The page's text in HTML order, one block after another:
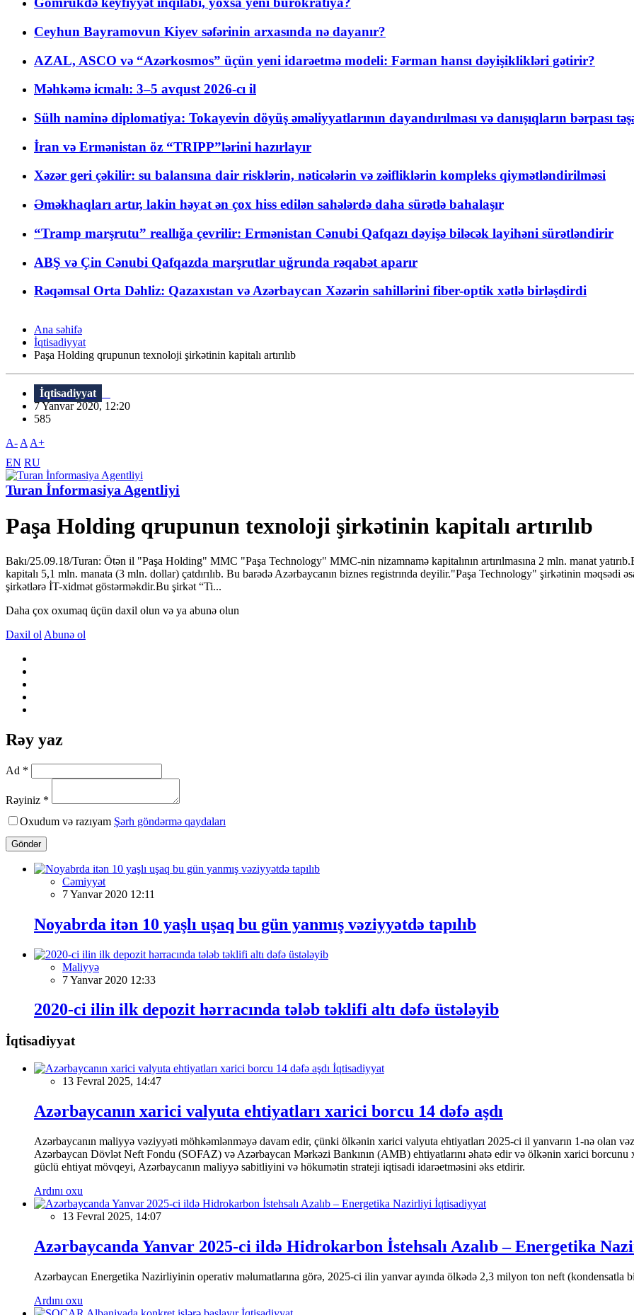
Ceyhun Bayramovun Kiyev səfərinin arxasında nə dayanır?
AZAL, ASCO və “Azərkosmos” üçün yeni idarəetmə modeli: Fərman hansı dəyişiklikləri gətirir?
Məhkəmə icmalı: 3–5 avqust 2026-cı il
Sülh naminə diplomatiya: Tokayevin döyüş əməliyyatlarının dayandırılması və danışıqların bərpası
İran və Ermənistan öz “TRIPP”lərini hazırlayır
Xəzər geri çəkilir: su balansına dair risklərin, nəticələrin və zəifliklərin kompleks qiymətləndirilməsi
Əməkhaqları artır, lakin həyat ən çox hiss edilən sahələrdə daha sürətlə bahalaşır
“Tramp marşrutu” reallığa çevrilir: Ermənistan Cənubi Qafqazı dəyişə biləcək layihəni sürətləndirir
ABŞ və Çin Cənubi Qafqazda marşrutlar uğrunda rəqabət aparır
Rəqəmsal Orta Dəhliz: Qazaxıstan və Azərbaycan Xəzərin sahillərini fiber-optik xətlə birləşdirdi
Ana səhifə
İqtisadiyyat
Paşa Holding qrupunun texnoloji şirkətinin kapitalı artırılıb
İqtisadiyyat
7 Yanvar 2020, 12:20
585
A- A A+
EN RU
Turan İnformasiya Agentliyi
Paşa Holding qrupunun texnoloji şirkətinin kapitalı artırılıb
Bakı/25.09.18/Turan: Ötən il "Paşa Holding" MMC "Paşa Technology" MMC-nin nizamnamə kapitalının artırılmasına 2 mln. manat
kapitalı 5,1 mln. manata (3 mln. dollar) çatdırılıb. Bu barədə Azərbaycanın biznes registrında deyilir."Paşa Technology" şirkətinin
şirkətlərə İT-xidmət göstərməkdir.Bu şirkət “Ti...
Daha çox oxumaq üçün daxil olun və ya abunə olun
Daxil ol Abunə ol
Rəy yaz
Ad *
Rəyiniz *
Oxudum və razıyam Şərh göndərmə qaydaları
Göndər
Cəmiyyət
7 Yanvar 2020 12:11
Noyabrda itən 10 yaşlı uşaq bu gün yanmış vəziyyətdə tapılıb
Maliyyə
7 Yanvar 2020 12:33
2020-ci ilin ilk depozit hərracında tələb təklifi altı dəfə üstələyib
İqtisadiyyat
İqtisadiyyat
13 Fevral 2025, 14:47
Azərbaycanın xarici valyuta ehtiyatları xarici borcu 14 dəfə aşdı
Azərbaycanın maliyyə vəziyyəti möhkəmlənməyə davam edir, çünki ölkənin xarici valyuta ehtiyatları 2025-ci il yanvarın 1-nə olan
Azərbaycan Dövlət Neft Fondu (SOFAZ) və Azərbaycan Mərkəzi Bankının (AMB) ehtiyatlarını əhatə edir və ölkənin xarici
güclü ehtiyat mövqeyi, Azərbaycanın maliyyə sabitliyini və hökumətin strateji iqtisadi idarəetməsini əks etdirir.
Ardını oxu
İqtisadiyyat
13 Fevral 2025, 14:07
Azərbaycanda Yanvar 2025-ci ildə Hidrokarbon İstehsalı Azalıb – Energetika
Azərbaycan Energetika Nazirliyinin operativ məlumatlarına görə, 2025-ci ilin yanvar ayında ölkədə 2,3 milyon ton neft (kondensatla
Ardını oxu